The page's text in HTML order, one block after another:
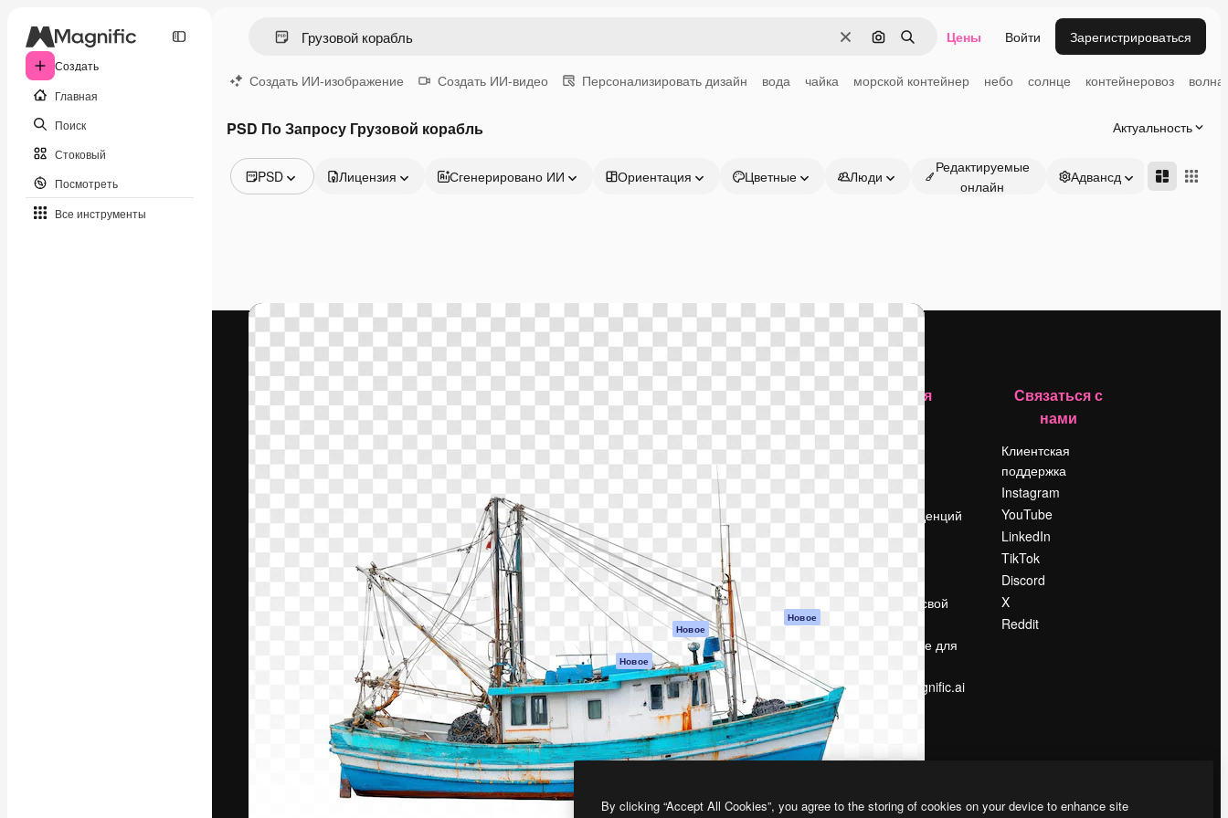
Создать
Главная
Поиск
Стоковый
Посмотреть
Все инструменты
ОчиститьПоиск по изображению
Поиск Цены Войти Зарегистрироваться
Создать ИИ-изображение Создать ИИ-видео Персонализировать дизайн вода чайка морской контейнер небо солнце контейнеровоз волна
PSD По Запросу Грузовой корабль Актуальность
PSD
Видео
Иконки
3D-модели
Шрифты
Лицензия Сгенерировано ИИ Ориентация Цветные Люди
Редактируемые
онлайн
Адвансд
Креативная платформа для создания
подписчиков среди креаторов,
предприятий, агентств и студий.
Pусский
Продукция
ИИ-помощник
изображений ИИ
Генератор видео
ИИ
Генератор голоса
на основе ИИ
Стоковый контент
MCP для
Claude/ChatGPT
Новое
Агенты Новое
API
Мобильное
приложение
Все инструменты
Magnific
Начать
Документация по
Пакету ИИ
Служба
поддержки
Условия и
положения
Политика
конфиденциальности
Оригиналы
Новое
Политика файлов
cookie
Центр доверия
Партнеры
Предприятие
Компания
О нас
Вакансии
Поиск тенденций
Блог
Продайте свой
Помещение для
Ищете magnific.ai
Связаться с
нами
Клиентская
поддержка
Instagram
YouTube
LinkedIn
TikTok
Discord
X
Reddit
By clicking “Accept All Cookies”, you agree to the storing of cookies on your device to enhance site